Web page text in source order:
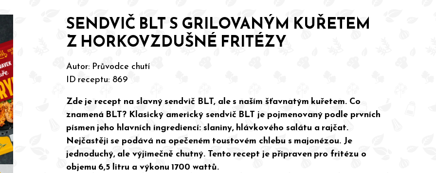
SENDVIČ BLT S GRILOVANÝM KUŘETEM
Z HORKOVZDUŠNÉ FRITÉZY
Autor: Průvodce chutí
ID receptu: 869
Zde je recept na slavný sendvič BLT, ale s naším šťavnatým kuřetem. Co
znamená BLT? Klasický americký sendvič BLT je pojmenovaný podle prvních
písmen jeho hlavních ingrediencí: slaniny, hlávkového salátu a rajčat.
Nejčastěji se podává na opečeném toustovém chlebu s majonézou. Je
jednoduchý, ale výjimečně chutný. Tento recept je připraven pro fritézu o
objemu 6,5 litru a výkonu 1700 wattů.